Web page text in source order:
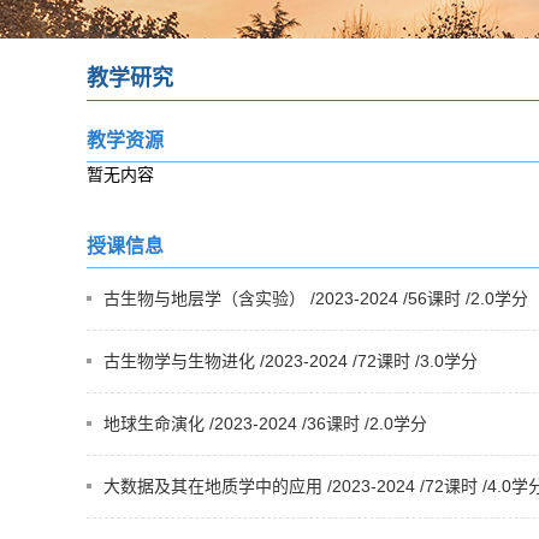
教学研究
教学资源
暂无内容
授课信息
古生物与地层学（含实验） /2023-2024 /56课时 /2.0学分
古生物学与生物进化 /2023-2024 /72课时 /3.0学分
地球生命演化 /2023-2024 /36课时 /2.0学分
大数据及其在地质学中的应用 /2023-2024 /72课时 /4.0学